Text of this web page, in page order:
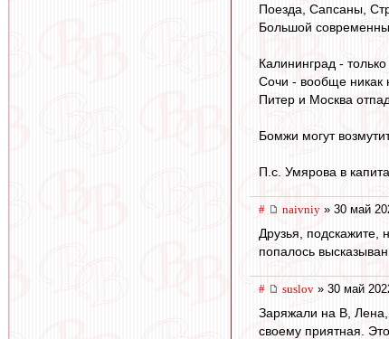
Поезда, Сапсаны,
Большой
Калининград -
Сочи - вообще никак
Питер и Москва
Бомжи могут
П.с. Умярова в
# naivniy » 30 май
Друзья, подскажите,
попалось
# suslov » 30 май
Заряжали на В,
своему приятная.